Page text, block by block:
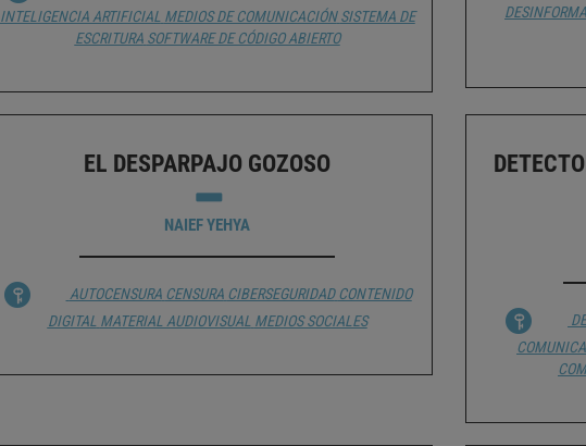
INTELIGENCIA ARTIFICIAL MEDIOS DE COMUNICACIÓN SISTEMA DE
ESCRITURA SOFTWARE DE CÓDIGO ABIERTO
EL DESPARPAJO GOZOSO
NAIEF YEHYA
AUTOCENSURA CENSURA CIBERSEGURIDAD CONTENIDO
DIGITAL MATERIAL AUDIOVISUAL MEDIOS SOCIALES